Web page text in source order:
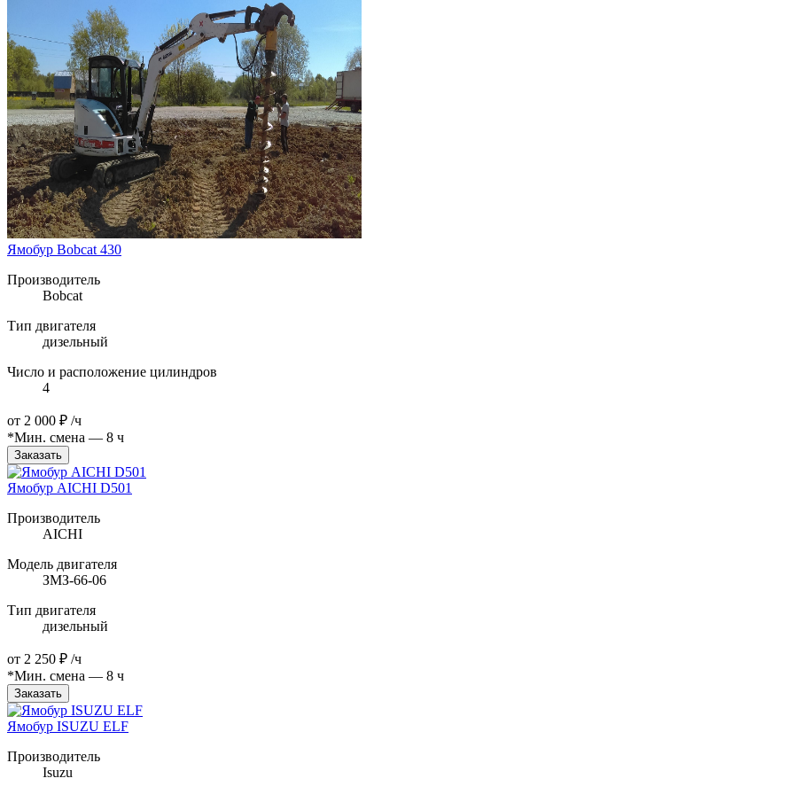
Ямобур Bobcat 430
Производитель
Bobcat
Тип двигателя
дизельный
Число и расположение цилиндров
4
от 2 000 ₽ /ч
*Мин. смена — 8 ч
Заказать
Ямобур AICHI D501
Производитель
AICHI
Модель двигателя
ЗМЗ-66-06
Тип двигателя
дизельный
от 2 250 ₽ /ч
*Мин. смена — 8 ч
Заказать
Ямобур ISUZU ELF
Производитель
Isuzu